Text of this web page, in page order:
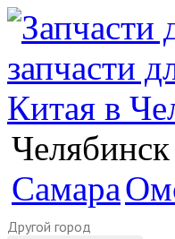
Челябинск
Самара
Другой город